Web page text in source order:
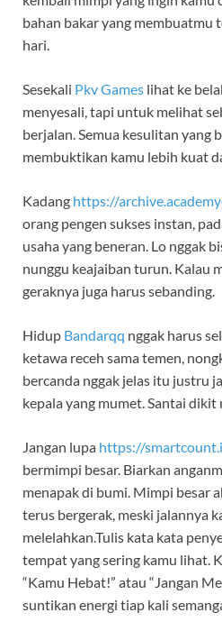
bahan bakar yang membuatmu
hari.
Sesekali Pkv Games lihat ke
menyesali, tapi untuk melihat
berjalan. Semua kesulitan yang
membuktikan kamu lebih kuat
Kadang https://
orang pengen sukses instan,
usaha yang beneran. Lo nggak
nunggu keajaiban turun. Kalau
geraknya juga harus sebanding.
Hidup Bandarqq nggak harus
ketawa receh sama temen,
bercanda nggak jelas itu justru
kepala yang mumet. Santai dikit
Jangan lupa https://
bermimpi besar. Biarkan
menapak di bumi. Mimpi besar
terus bergerak, meski jalannya
melelahkan.Tulis kata kata
tempat yang sering kamu lihat.
“Kamu Hebat!” atau “Jangan
suntikan energi tiap kali